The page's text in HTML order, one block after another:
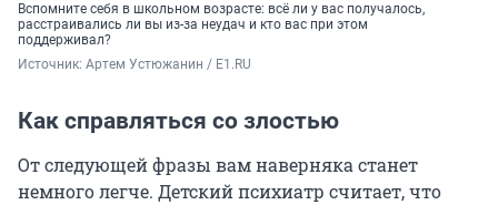
Вспомните себя в школьном возрасте: всё ли у вас получалось,
расстраивались ли вы из-за неудач и кто вас при этом
поддерживал?
Источник: Артем Устюжанин / E1.RU
Как справляться со злостью
От следующей фразы вам наверняка станет
немного легче. Детский психиатр считает, что